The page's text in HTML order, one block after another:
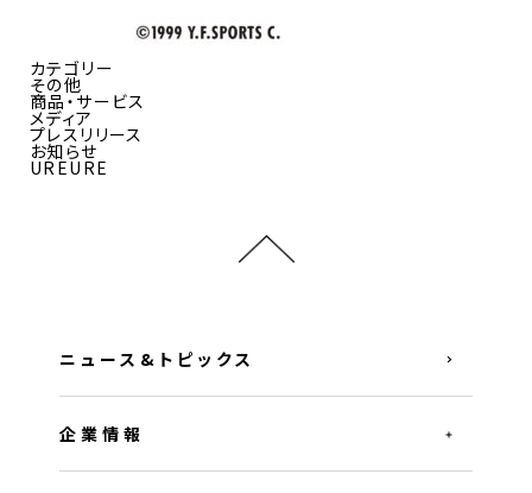
カテゴリー
その他
商品・サービス
メディア
プレスリリース
お知らせ
UREURE
ニュース&トピックス
企業情報